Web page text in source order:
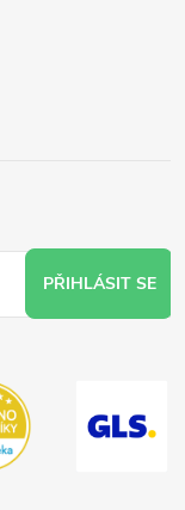
PŘIHLÁSIT SE